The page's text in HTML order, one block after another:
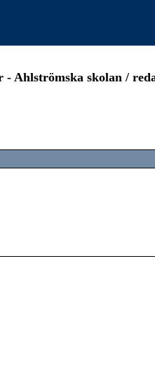
- Ahlströmska skolan /